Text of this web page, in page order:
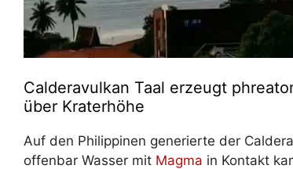
Calderavulkan Taal erzeugt
über Kraterhöhe
Auf den Philippinen generierte der
offenbar Wasser mit Magma in Kontakt